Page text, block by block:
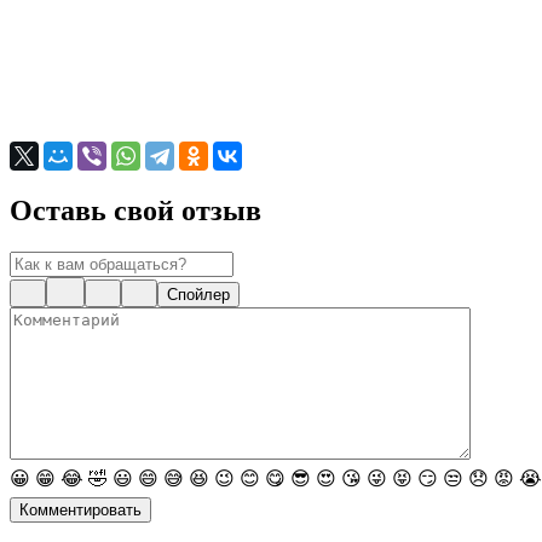
Оставь свой отзыв
Спойлер
😀 😁 😂 🤣 😃 😄 😅 😆 😉 😊 😋 😎 😍 😘 😜 😝 😏 😒 😞 😡 😭
Комментировать